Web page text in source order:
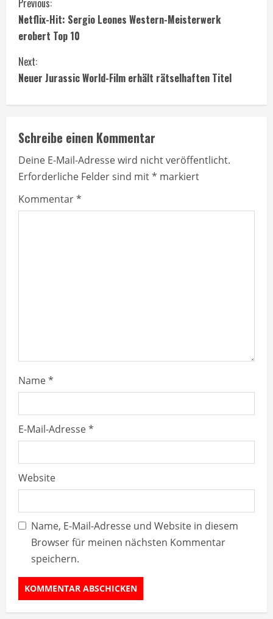
C
o
n
t
i
n
u
e
R
g
Netflix-Hit: Sergio Leones Western-Meisterwerk
erobert Top 10
Next:
Neuer Jurassic World-Film erhält rätselhaften Titel
Schreibe einen Kommentar
Deine E-Mail-Adresse wird nicht veröffentlicht.
Erforderliche Felder sind mit* markiert
Kommentar*
Name*
E-Mail-Adresse*
Website
Name, E-Mail-Adresse und Website in diesem
Browser für meinen nächsten Kommentar
speichern.